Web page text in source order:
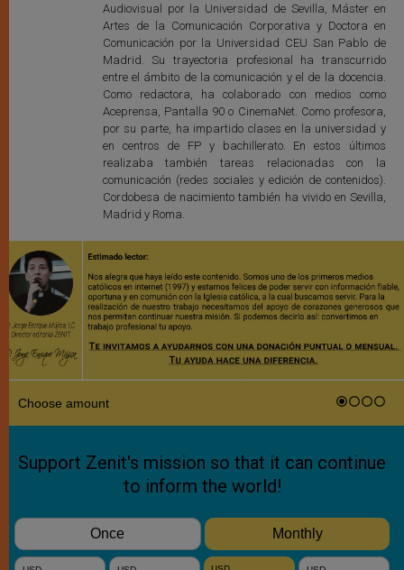
Audiovisual por la Universidad de Sevilla, Máster en
Artes de la Comunicación Corporativa y Doctora en
Comunicación por la Universidad CEU San Pablo de
Madrid. Su trayectoria profesional ha transcurrido
entre el ámbito de la comunicación y el de la docencia.
Como redactora, ha colaborado con medios como
Aceprensa, Pantalla 90 o CinemaNet. Como profesora,
por su parte, ha impartido clases en la universidad y
en centros de FP y bachillerato. En estos últimos
realizaba también tareas relacionadas con la
comunicación (redes sociales y edición de contenidos).
Cordobesa de nacimiento también ha vivido en Sevilla,
Madrid y Roma.